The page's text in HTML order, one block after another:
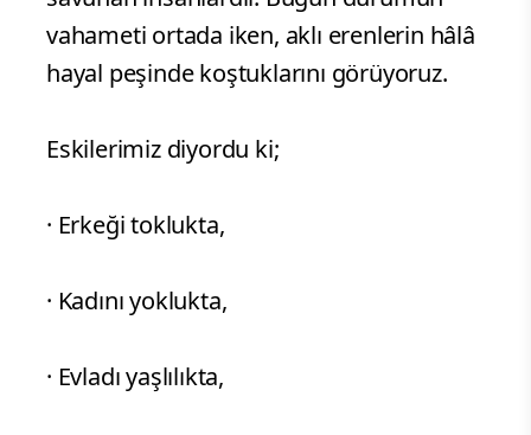
vahameti ortada iken, aklı erenlerin hâlâ
hayal peşinde koştuklarını görüyoruz.
Eskilerimiz diyordu ki;
· Erkeği toklukta,
· Kadını yoklukta,
· Evladı yaşlılıkta,